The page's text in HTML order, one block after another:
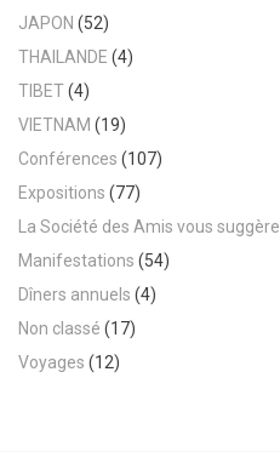
JAPON (52)
THAILANDE (4)
TIBET(4)
VIETNAM (19)
Conférences (107)
Expositions (77)
La Société des Amis vous suggère
Manifestations (54)
Dîners annuels (4)
Non classé (17)
Voyages (12)